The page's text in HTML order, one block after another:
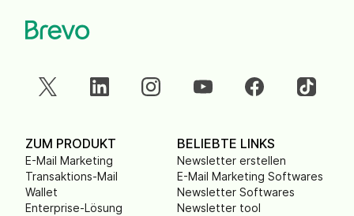
ZUM PRODUKT
E-Mail Marketing
Transaktions-Mail
Wallet
Enterprise-Lösung
BELIEBTE LINKS
Newsletter erstellen
E-Mail Marketing Softwares
Newsletter Softwares
Newsletter tool